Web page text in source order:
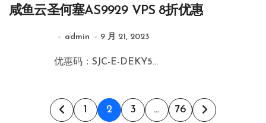
咸鱼云圣何塞AS9929 VPS 8折优惠
admin 9 月 21, 2023
优惠码：SJC-E-DEKY5...
文
1 2 3 … 76